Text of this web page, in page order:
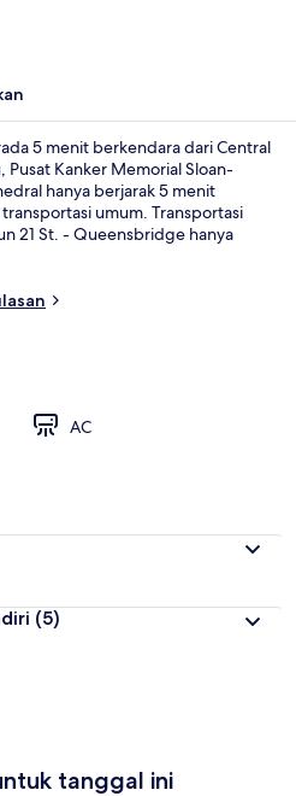
5 menit berkendara dari Central
Pusat Kanker Memorial Sloan-
hanya berjarak 5 menit
umum. Transportasi
21 St. - Queensbridge hanya
AC
(5)
tanggal ini